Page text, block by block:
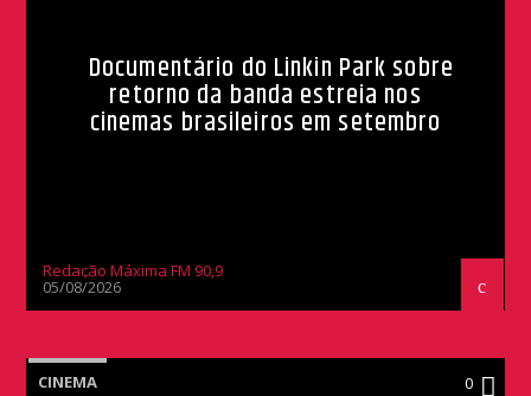
Documentário do Linkin Park sobre
retorno da banda estreia nos
cinemas brasileiros em setembro
Redação Máxima FM 90,9
05/08/2026
CINEMA 0